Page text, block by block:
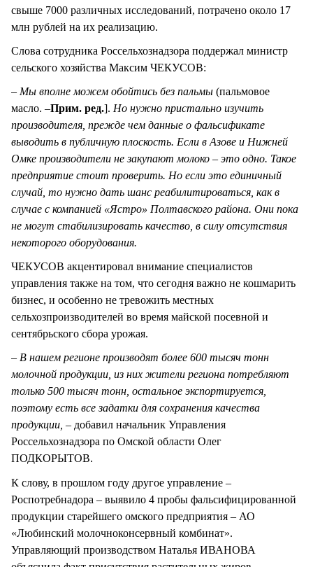
свыше 7000 различных исследований, потрачено около 17
млн рублей на их реализацию.
Слова сотрудника Россельхознадзора поддержал министр
сельского хозяйства Максим ЧЕКУСОВ:
– Мы вполне можем обойтись без пальмы (пальмовое
масло. –Прим. ред.]. Но нужно пристально изучить
производителя, прежде чем данные о фальсификате
выводить в публичную плоскость. Если в Азове и Нижней
Омке производители не закупают молоко – это одно. Такое
предприятие стоит проверить. Но если это единичный
случай, то нужно дать шанс реабилитироваться, как в
случае с компанией «Ястро» Полтавского района. Они пока
не могут стабилизировать качество, в силу отсутствия
некоторого оборудования.
ЧЕКУСОВ акцентировал внимание специалистов
управления также на том, что сегодня важно не кошмарить
бизнес, и особенно не тревожить местных
сельхозпроизводителей во время майской посевной и
сентябрьского сбора урожая.
– В нашем регионе производят более 600 тысяч тонн
молочной продукции, из них жители региона потребляют
только 500 тысяч тонн, остальное экспортируется,
поэтому есть все задатки для сохранения качества
продукции, – добавил начальник Управления
Россельхознадзора по Омской области Олег
ПОДКОРЫТОВ.
К слову, в прошлом году другое управление –
Роспотребнадора – выявило 4 пробы фальсифицированной
продукции старейшего омского предприятия – АО
«Любинский молочноконсервный комбинат».
Управляющий производством Наталья ИВАНОВА